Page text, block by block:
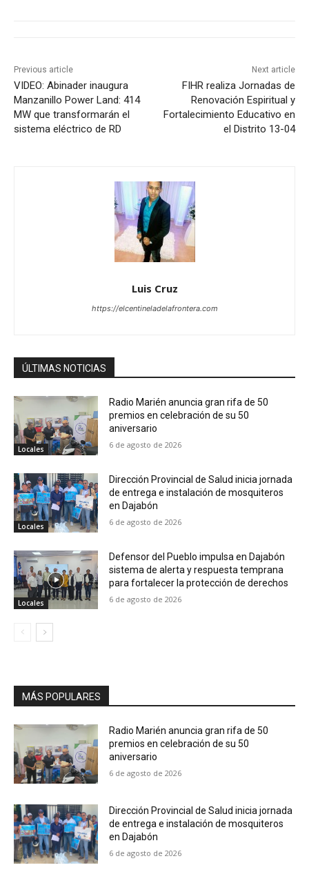
Previous article
VIDEO: Abinader inaugura
Manzanillo Power Land: 414
MW que transformarán el
sistema eléctrico de RD
Next article
FIHR realiza Jornadas de
Renovación Espiritual y
Fortalecimiento Educativo en
el Distrito 13-04
Luis Cruz
https://elcentineladelafrontera.com
ÚLTIMAS NOTICIAS
Locales
Radio Marién anuncia gran rifa de 50
premios en celebración de su 50
aniversario
6 de agosto de 2026
Locales
Dirección Provincial de Salud inicia jornada
de entrega e instalación de mosquiteros
en Dajabón
6 de agosto de 2026
Locales
Defensor del Pueblo impulsa en Dajabón
sistema de alerta y respuesta temprana
para fortalecer la protección de derechos
6 de agosto de 2026
MÁS POPULARES
Radio Marién anuncia gran rifa de 50
premios en celebración de su 50
aniversario
6 de agosto de 2026
Dirección Provincial de Salud inicia jornada
de entrega e instalación de mosquiteros
en Dajabón
6 de agosto de 2026